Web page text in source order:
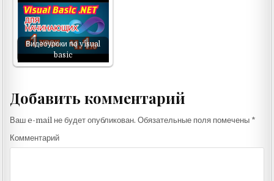
Видеоуроки по visual
basic
Добавить комментарий
Ваш e-mail не будет опубликован. Обязательные поля помечены *
Комментарий